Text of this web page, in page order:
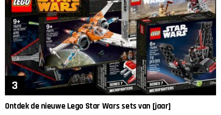
Ontdek de nieuwe Lego Star Wars sets van [jaar]